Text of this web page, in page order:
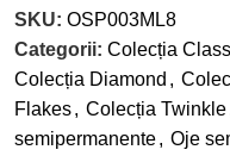
SKU: OSP003ML8
Categorii: Colecția
Colecția Diamond ,
Flakes, Colecția Twinkle
semipermanente, Oje